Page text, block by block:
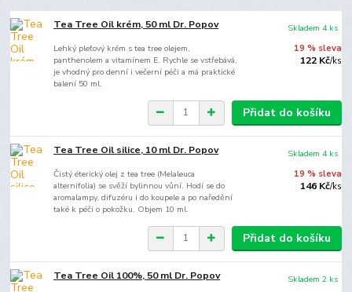
Tea Tree Oil krém, 50 ml Dr. Popov
Lehký pleťový krém s tea tree olejem,
panthenolem a vitamínem E. Rychle se vstřebává,
je vhodný pro denní i večerní péči a má praktické
balení 50 ml.
19 % sleva
122 Kč/ks
Skladem 4 ks
Přidat do košíku
Tea Tree Oil silice, 10 ml Dr. Popov
Čistý éterický olej z tea tree (Melaleuca
alternifolia) se svěží bylinnou vůní. Hodí se do
aromalampy, difuzéru i do koupele a po naředění
také k péči o pokožku. Objem 10 ml.
19 % sleva
146 Kč/ks
Skladem 4 ks
Přidat do košíku
Tea Tree Oil 100%, 50 ml Dr. Popov Skladem 2 ks